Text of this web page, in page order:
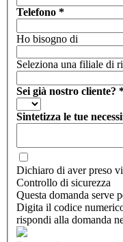
Telefono *
Ho bisogno di
Seleziona una filiale di
Sei già nostro cliente?
Sintetizza le tue
Dichiaro di aver preso
Controllo di sicurezza
Questa domanda serve
Digita il codice
rispondi alla domanda